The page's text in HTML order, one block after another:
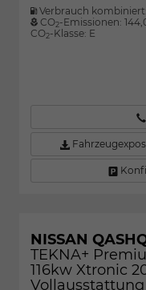
Verbrauch kombiniert:
CO2-Emissionen:
CO2-Klasse: E
NISSAN
TEKNA+
116kw Xtronic
Vollausstattung